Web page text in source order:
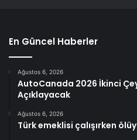
En Güncel Haberler
Ağustos 6, 2026
AutoCanada 2026 İkinci
Açıklayacak
Ağustos 6, 2026
Türk emeklisi çalışırken